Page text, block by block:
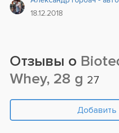
вывод-этот товар популярен
опять же, посмотрев на цены,...
18.12.2018
Отзывы о
Whey, 28 g 27
Добавить